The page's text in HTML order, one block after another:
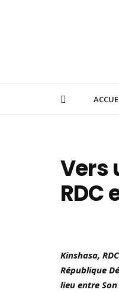
Vers
RDC
Kinshasa,
République
lieu entre